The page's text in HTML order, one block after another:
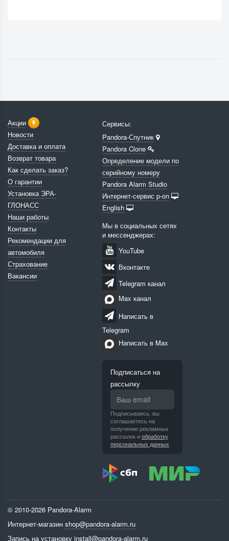
Акции
Новости
Доставка и оплата
Возврат товара
Как сделать заказ?
О гарантии
Установка ЭРА-
ГЛОНАСС
Наши работы
Контакты
Рекомендации для
автомобиля
Страхование
Вакансии
Сервисы:
Pandora-Спутник
Pandora Clone
Определение модели по
серийному номеру
Pandora Alarm Studio
Интернет-сервис p-on
English
Мы в социальных сетях
и мессенджерах:
YouTube
Вконтакте
Telegram канал
Max канал
Написать в
Telegram
Написать в Max
Подписаться на
рассылку
Подписываясь, вы
соглашаетесь на
получение рекламных
рассылок иобработку
персональных данных
© 2010-2026 Pandora-Alarm
Интернет-магазин shop@pandora-alarm.ru
Запись на установку install@pandora-alarm.ru